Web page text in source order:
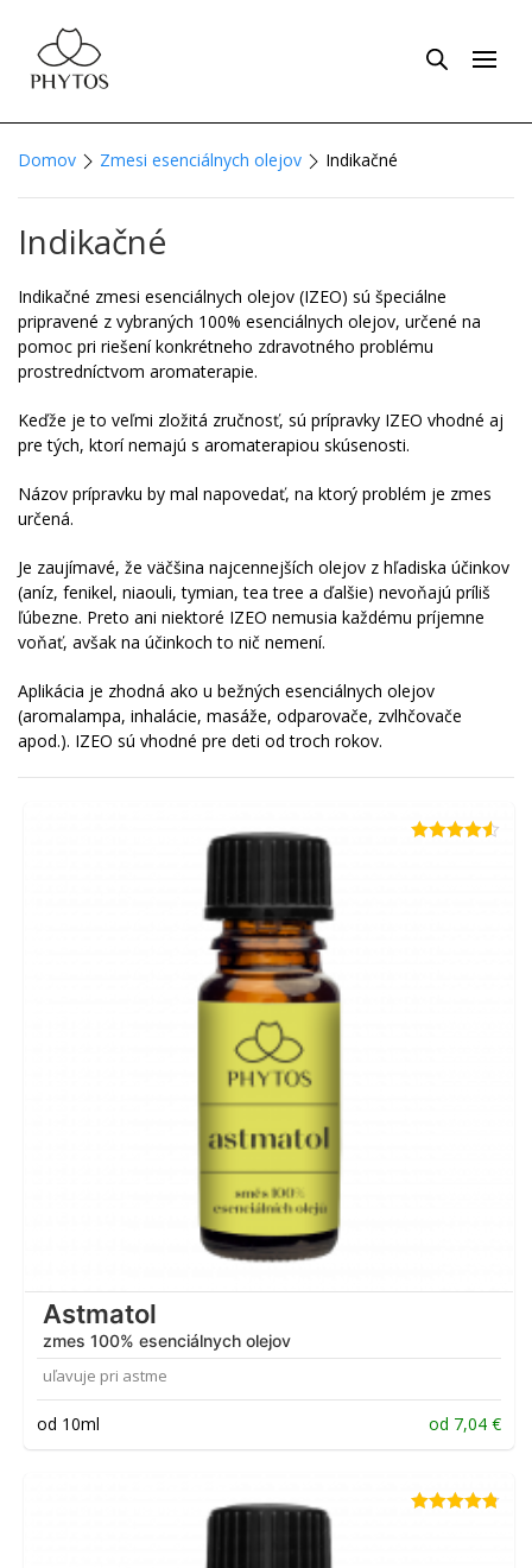
Domov Zmesi esenciálnych olejov Indikačné
Indikačné
Indikačné zmesi esenciálnych olejov (IZEO) sú špeciálne
pripravené z vybraných 100% esenciálnych olejov, určené na
pomoc pri riešení konkrétneho zdravotného problému
prostredníctvom aromaterapie.
Keďže je to veľmi zložitá zručnosť, sú prípravky IZEO vhodné aj
pre tých, ktorí nemajú s aromaterapiou skúsenosti.
Názov prípravku by mal napovedať, na ktorý problém je zmes
určená.
Je zaujímavé, že väčšina najcennejších olejov z hľadiska účinkov
(aníz, fenikel, niaouli, tymian, tea tree a ďalšie) nevoňajú príliš
ľúbezne. Preto ani niektoré IZEO nemusia každému príjemne
voňať, avšak na účinkoch to nič nemení.
Aplikácia je zhodná ako u bežných esenciálnych olejov
(aromalampa, inhalácie, masáže, odparovače, zvlhčovače
apod.). IZEO sú vhodné pre deti od troch rokov.
Astmatol
zmes 100% esenciálnych olejov
uľavuje pri astme
od 10ml od 7,04 €